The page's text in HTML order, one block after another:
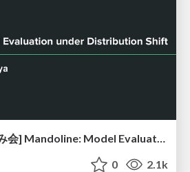
[ICML2021 論文読み会] Mandoline: Model Evaluation under Distribution Shift
0 2.1k